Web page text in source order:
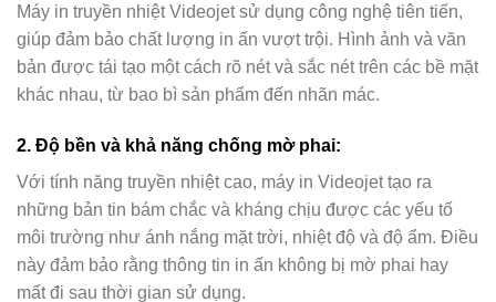
Máy in truyền nhiệt Videojet sử dụng công nghệ tiên tiến,
giúp đảm bảo chất lượng in ấn vượt trội. Hình ảnh và văn
bản được tái tạo một cách rõ nét và sắc nét trên các bề mặt
khác nhau, từ bao bì sản phẩm đến nhãn mác.
2. Độ bền và khả năng chống mờ phai:
Với tính năng truyền nhiệt cao, máy in Videojet tạo ra
những bản tin bám chắc và kháng chịu được các yếu tố
môi trường như ánh nắng mặt trời, nhiệt độ và độ ẩm. Điều
này đảm bảo rằng thông tin in ấn không bị mờ phai hay
mất đi sau thời gian sử dụng.